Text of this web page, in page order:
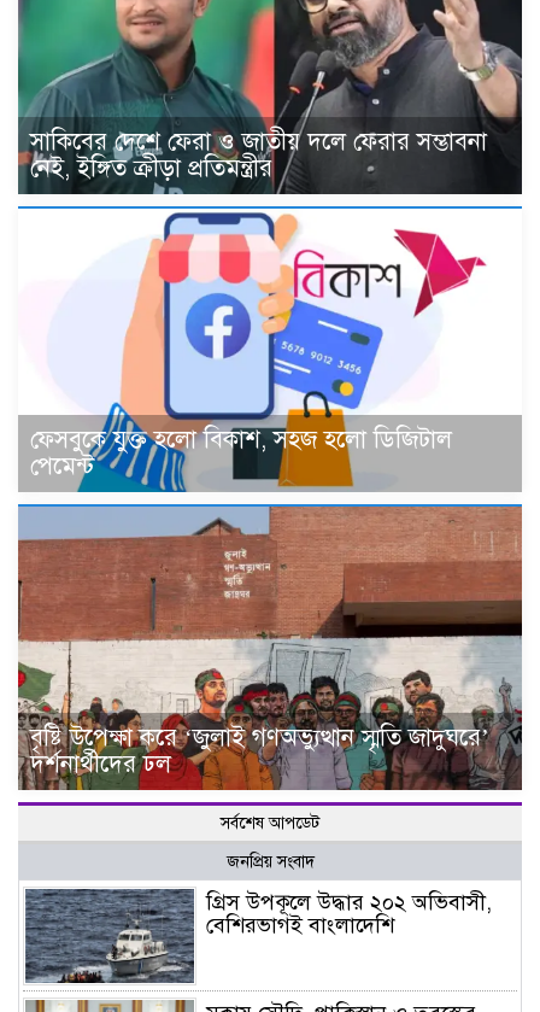
সাকিবের দেশে ফেরা ও জাতীয় দলে ফেরার সম্ভাবনা
নেই, ইঙ্গিত ক্রীড়া প্রতিমন্ত্রীর
ফেসবুকে যুক্ত হলো বিকাশ, সহজ হলো ডিজিটাল
পেমেন্ট
বৃষ্টি উপেক্ষা করে ‘জুলাই গণঅভ্যুত্থান স্মৃতি জাদুঘরে’
দর্শনার্থীদের ঢল
সর্বশেষ আপডেট
জনপ্রিয় সংবাদ
গ্রিস উপকূলে উদ্ধার ২০২ অভিবাসী,
বেশিরভাগই বাংলাদেশি